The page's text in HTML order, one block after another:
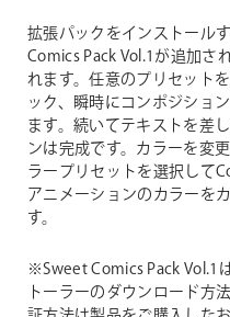
拡張パックをインストール
Comics Pack Vol.1が追加さ
れます。任意のプリセット
ック、瞬時にコンポジショ
ます。続いてテキストを差
ンは完成です。カラーを変
ラープリセットを選択して
アニメーションのカラーを
す。
※Sweet Comics Pack Vol.1
トーラーのダウンロード方